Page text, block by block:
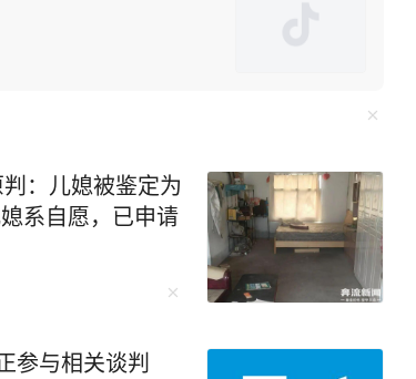
码，施压中
制便让F-35战机生产线告急。而“一带一
荡中稳如磐石。 还有无人机碾
展上展示的无人机航母、机器狗作战群，
：儿媳被鉴定为
系自愿，已申请
参与相关谈判